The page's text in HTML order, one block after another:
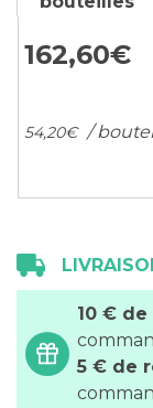
of
the
images
162,60€
54,20€ /
10 €
5 € de